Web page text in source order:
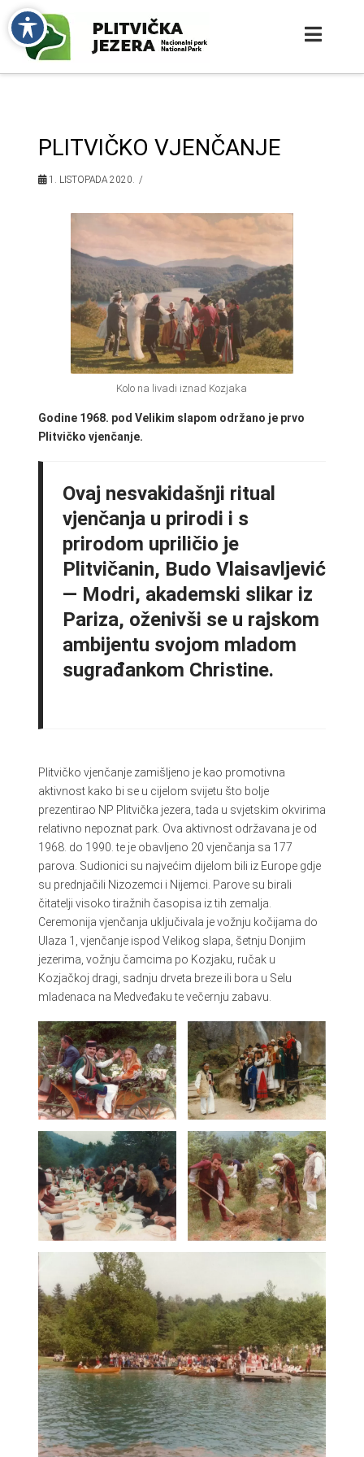
PLITVIČKO VJENČANJE
1. LISTOPADA 2020.
Kolo na livadi iznad Kozjaka
Godine 1968. pod Velikim slapom održano je prvo
Plitvičko vjenčanje.
Ovaj nesvakidašnji ritual
vjenčanja u prirodi i s
prirodom upriličio je
Plitvičanin, Budo Vlaisavljević
— Modri, akademski slikar iz
Pariza, oženivši se u rajskom
ambijentu svojom mladom
sugrađankom Christine.
Plitvičko vjenčanje zamišljeno je kao promotivna
aktivnost kako bi se u cijelom svijetu što bolje
prezentirao NP Plitvička jezera, tada u svjetskim okvirima
relativno nepoznat park. Ova aktivnost održavana je od
1968. do 1990. te je obavljeno 20 vjenčanja sa 177
parova. Sudionici su najvećim dijelom bili iz Europe gdje
su prednjačili Nizozemci i Nijemci. Parove su birali
čitatelji visoko tiražnih časopisa iz tih zemalja.
Ceremonija vjenčanja uključivala je vožnju kočijama do
Ulaza 1, vjenčanje ispod Velikog slapa, šetnju Donjim
jezerima, vožnju čamcima po Kozjaku, ručak u
Kozjačkoj dragi, sadnju drveta breze ili bora u Selu
mladenaca na Medveđaku te večernju zabavu.